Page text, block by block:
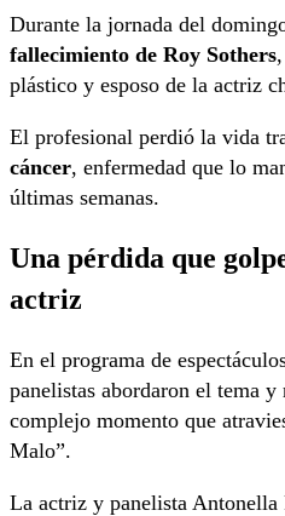
Durante la jornada del
fallecimiento de Roy Sothers
plástico y esposo de la actriz
El profesional perdió la vida
cáncer, enfermedad que lo
últimas semanas.
Una pérdida que
actriz
En el programa de
panelistas abordaron el tema
complejo momento que
Malo”.
La actriz y panelista Antonella